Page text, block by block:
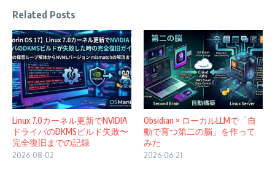
Related Posts
Linux 7.0カーネル更新でNVIDIA
ドライバのDKMSビルド失敗〜
完全復旧までの記録
2026-08-02
Obsidian × ローカルLLMで「自
動で育つ第二の脳」を作って
みた
2026-06-21